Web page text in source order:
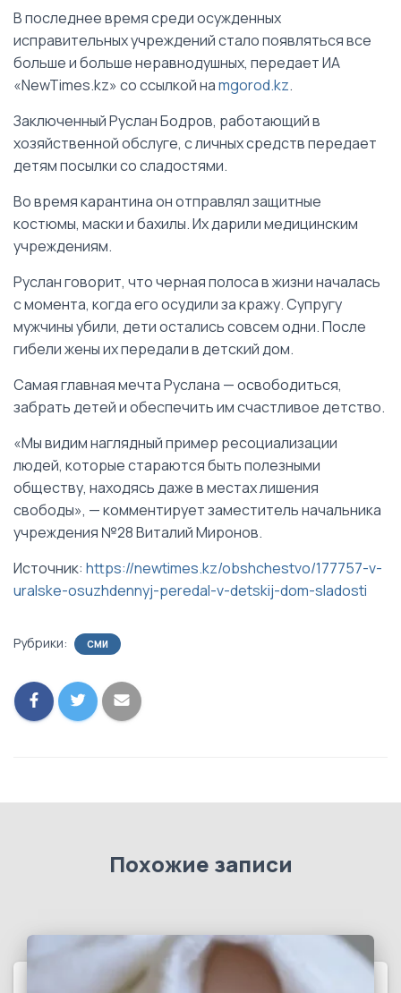
В последнее время среди осужденных
исправительных учреждений стало появляться все
больше и больше неравнодушных, передает ИА
«NewTimes.kz» со ссылкой наmgorod.kz.
Заключенный Руслан Бодров, работающий в
хозяйственной обслуге, с личных средств передает
детям посылки со сладостями.
Во время карантина он отправлял защитные
костюмы, маски и бахилы. Их дарили медицинским
учреждениям.
Руслан говорит, что черная полоса в жизни началась
с момента, когда его осудили за кражу. Супругу
мужчины убили, дети остались совсем одни. После
гибели жены их передали в детский дом.
Самая главная мечта Руслана — освободиться,
забрать детей и обеспечить им счастливое детство.
«Мы видим наглядный пример ресоциализации
людей, которые стараются быть полезными
обществу, находясь даже в местах лишения
свободы», — комментирует заместитель начальника
учреждения №28 Виталий Миронов.
Источник: https://newtimes.kz/obshchestvo/177757-v-
uralske-osuzhdennyj-peredal-v-detskij-dom-sladosti
Рубрики: СМИ
Похожие записи